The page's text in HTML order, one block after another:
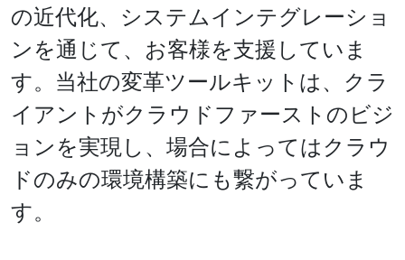
の近代化、システムインテグレーショ
ンを通じて、お客様を支援していま
す。当社の変革ツールキットは、クラ
イアントがクラウドファーストのビジ
ョンを実現し、場合によってはクラウ
ドのみの環境構築にも繋がっていま
す。